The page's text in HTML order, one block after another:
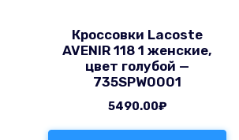
Кроссовки Lacoste
AVENIR 118 1 женские,
цвет голубой —
735SPW0001
5490.00₽